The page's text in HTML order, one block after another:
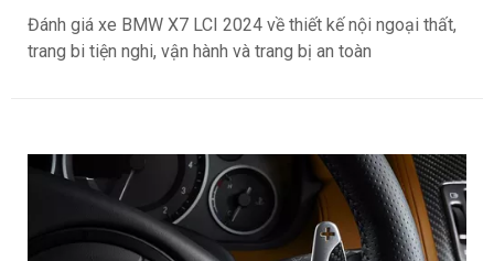
Đánh giá xe BMW X7 LCI 2024 về thiết kế nội ngoại thất,
trang bi tiện nghi, vận hành và trang bị an toàn